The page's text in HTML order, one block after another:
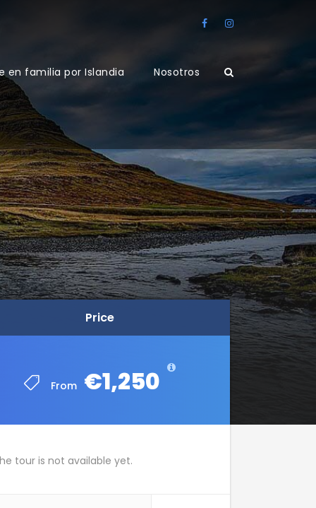
en familia por Islandia Nosotros
Price
From €1,250
Price
From €1,250
tour is not available yet.